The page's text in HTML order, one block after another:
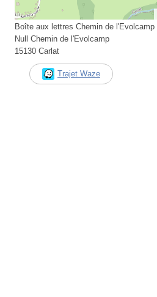
Boîte aux lettres Chemin de l'Evolcamp
Null Chemin de l'Evolcamp
15130 Carlat
Trajet Waze